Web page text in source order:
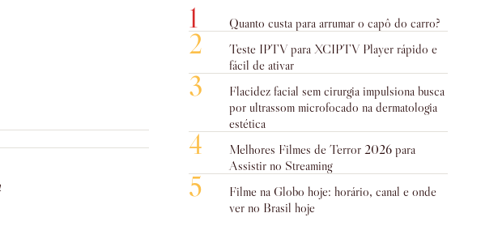
1 Quanto custa para arrumar o capô do carro?
2
Teste IPTV para XCIPTV Player rápido e
fácil de ativar
3
Flacidez facial sem cirurgia impulsiona busca
por ultrassom microfocado na dermatologia
estética
4
Melhores Filmes de Terror 2026 para
Assistir no Streaming
5
Filme na Globo hoje: horário, canal e onde
ver no Brasil hoje